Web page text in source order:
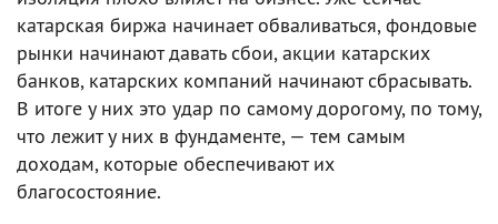
катарская биржа начинает обваливаться, фондовые
рынки начинают давать сбои, акции катарских
банков, катарских компаний начинают сбрасывать.
В итоге у них это удар по самому дорогому, по тому,
что лежит у них в фундаменте, — тем самым
доходам, которые обеспечивают их
благосостояние.